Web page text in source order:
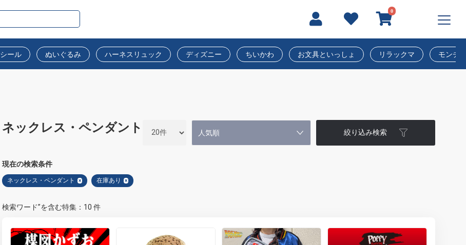
0
シール ぬいぐるみ ハーネスリュック ディズニー ちいかわ お文具といっしょ リラックマ モンチ
ネックレス・ペンダント 絞り込み検索
現在の検索条件
ネックレス・ペンダント × 在庫あり ×
検索ワード”を含む特集：10 件